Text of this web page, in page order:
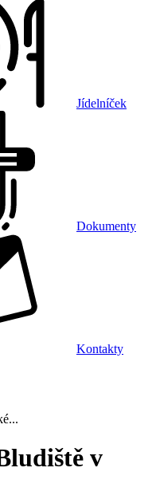
Jídelníček
Dokumenty
Kontakty
v